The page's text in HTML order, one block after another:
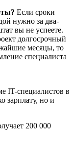
Если сроки
нужно за два-
вы не успеете.
долгосрочный
месяцы, то
специалиста
IT-специалистов в
зарплату, но и
200 000